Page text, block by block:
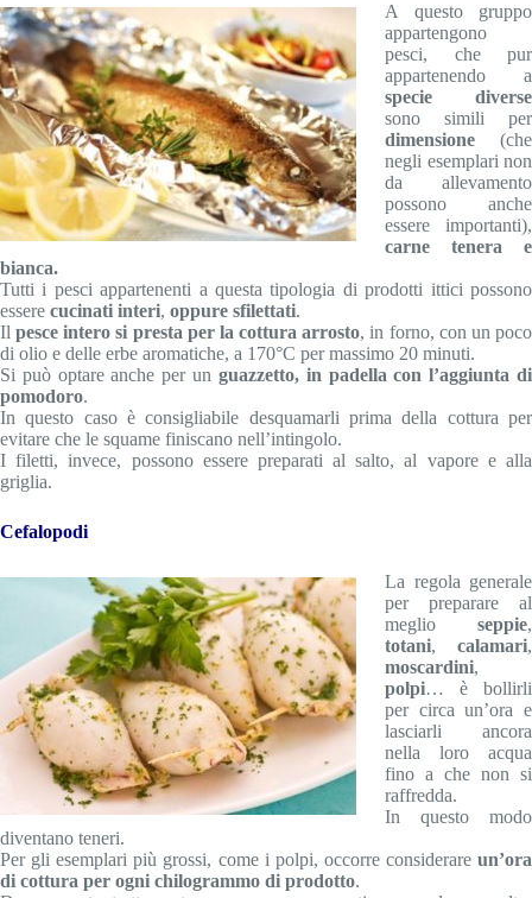
A questo gruppo
appartengono
pesci, che pur
appartenendo a
specie diverse
sono simili per
dimensione (che
negli esemplari non
da allevamento
possono anche
essere importanti),
carne tenera e
bianca.
Tutti i pesci appartenenti a questa tipologia di prodotti ittici possono
essere cucinati interi, oppure sfilettati.
Ilpesce intero si presta per la cottura arrosto, in forno, con un poco
di olio e delle erbe aromatiche, a 170°C per massimo 20 minuti.
Si può optare anche per un guazzetto, in padella con l’aggiunta di
pomodoro.
In questo caso è consigliabile desquamarli prima della cottura per
evitare che le squame finiscano nell’intingolo.
I filetti, invece, possono essere preparati al salto, al vapore e alla
griglia.
Cefalopodi
La regola generale
per preparare al
meglio seppie,
totani, calamari,
moscardini,
polpi… è bollirli
per circa un’ora e
lasciarli ancora
nella loro acqua
fino a che non si
raffredda.
In questo modo
diventano teneri.
Per gli esemplari più grossi, come i polpi, occorre considerare un’ora
di cottura per ogni chilogrammo di prodotto.